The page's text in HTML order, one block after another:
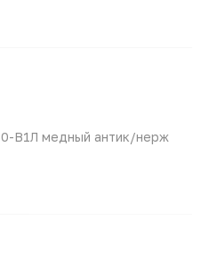
В1Л медный антик/нерж